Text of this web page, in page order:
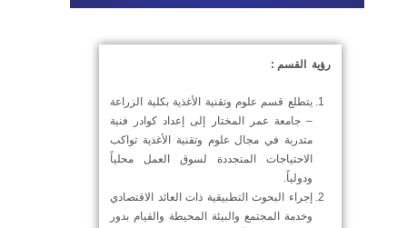
رؤية القسم :
يتطلع قسم علوم وتقنية الأغذية بكلية الزراعة
– جامعة عمر المختار إلى إعداد كوادر فنية
متدربة في مجال علوم وتقنية الأغذية تواكب
الاحتياجات المتجددة لسوق العمل محلياً
ودولياً.
إجراء البحوث التطبيقية ذات العائد الاقتصادي
وخدمة المجتمع والبيئة المحيطة والقيام بدور